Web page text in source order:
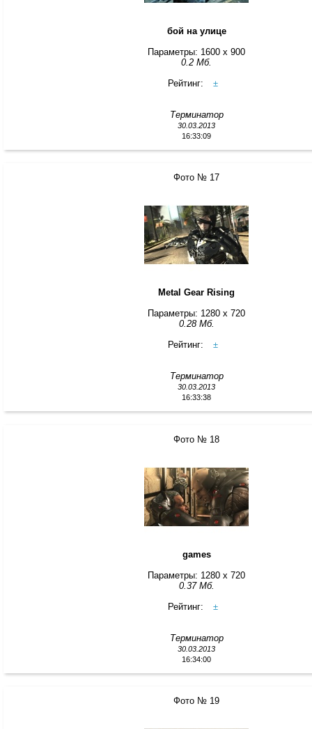
бой на улице
Параметры: 1600 x 900
0.2 Мб.
Рейтинг:
±
Терминатор
30.03.2013
16:33:09
Фото № 17
Metal Gear Rising
Параметры: 1280 x 720
0.28 Мб.
Рейтинг:
±
Терминатор
30.03.2013
16:33:38
Фото № 18
games
Параметры: 1280 x 720
0.37 Мб.
Рейтинг:
±
Терминатор
30.03.2013
16:34:00
Фото № 19